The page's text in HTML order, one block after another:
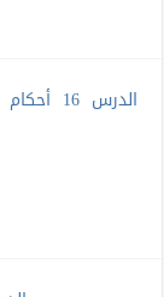
الدرس